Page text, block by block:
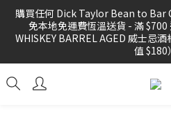
購買任何 Dick Taylor Bean to
免本地免運費恆溫送貨 - 滿
WHISKEY BARREL AGED 威士忌
值 $180）
購買任何 Dick Taylor Bean to
免本地免運費恆溫送貨 - 滿
WHISKEY BARREL AGED 威士忌
值 $180）
購買任何 精品咖啡豆 或 滴漏掛耳